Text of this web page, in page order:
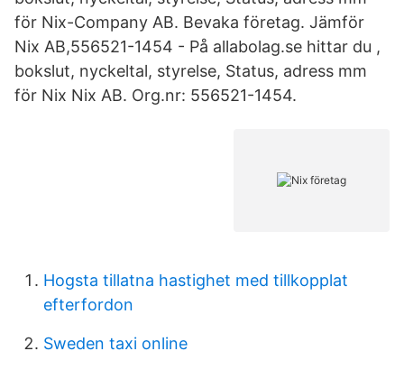
för Nix-Company AB. Bevaka företag. Jämför
Nix AB,556521-1454 - På allabolag.se hittar du ,
bokslut, nyckeltal, styrelse, Status, adress mm
för Nix Nix AB. Org.nr: 556521-1454.
Hogsta tillatna hastighet med tillkopplat
efterfordon
Sweden taxi online